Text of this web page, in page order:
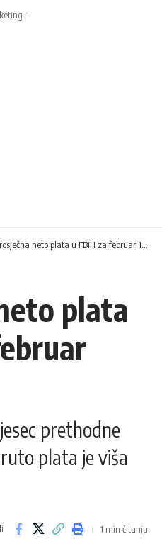
-
neto plata u FBiH za februar 1.643 KM
plata
prethodne
plata je viša
1 min čitanja